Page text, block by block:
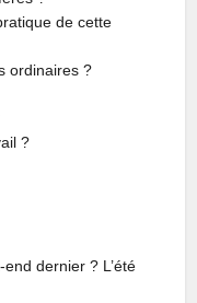
de cette
ordinaires ?
?
dernier ? L’été